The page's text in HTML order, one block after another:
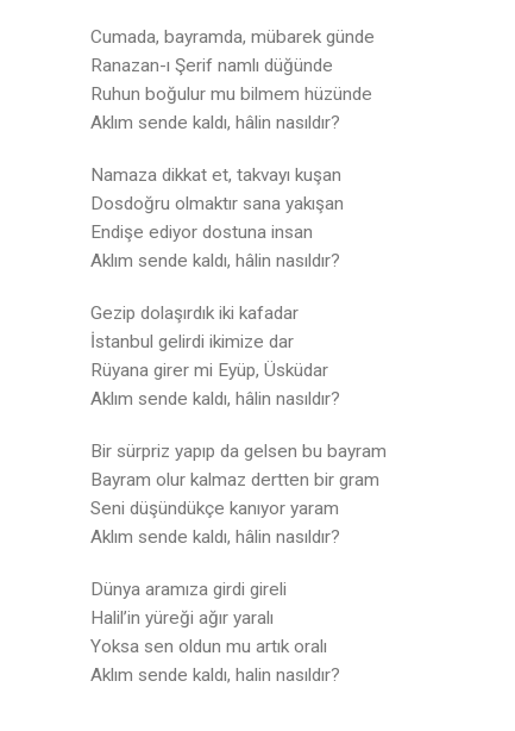
Cumada, bayramda, mübarek günde
Ranazan-ı Şerif namlı düğünde
Ruhun boğulur mu bilmem hüzünde
Aklım sende kaldı, hâlin nasıldır?
Namaza dikkat et, takvayı kuşan
Dosdoğru olmaktır sana yakışan
Endişe ediyor dostuna insan
Aklım sende kaldı, hâlin nasıldır?
Gezip dolaşırdık iki kafadar
İstanbul gelirdi ikimize dar
Rüyana girer mi Eyüp, Üsküdar
Aklım sende kaldı, hâlin nasıldır?
Bir sürpriz yapıp da gelsen bu bayram
Bayram olur kalmaz dertten bir gram
Seni düşündükçe kanıyor yaram
Aklım sende kaldı, hâlin nasıldır?
Dünya aramıza girdi gireli
Halil’in yüreği ağır yaralı
Yoksa sen oldun mu artık oralı
Aklım sende kaldı, halin nasıldır?